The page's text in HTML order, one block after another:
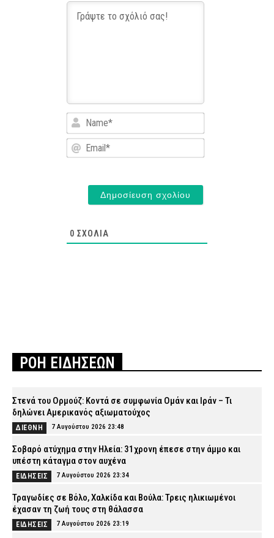
Name*
Email*
0 ΣΧΌΛΙΑ
ΡΟΗ ΕΙΔΗΣΕΩΝ
Στενά του Ορμούζ: Κοντά σε συμφωνία Ομάν και Ιράν – Τι
δηλώνει Αμερικανός αξιωματούχος
ΔΙΕΘΝΗ 7 Αυγούστου 2026 23:48
Σοβαρό ατύχημα στην Ηλεία: 31χρονη έπεσε στην άμμο και
υπέστη κάταγμα στον αυχένα
ΕΙΔΗΣΕΙΣ 7 Αυγούστου 2026 23:34
Τραγωδίες σε Βόλο, Χαλκίδα και Βούλα: Τρεις ηλικιωμένοι
έχασαν τη ζωή τους στη θάλασσα
ΕΙΔΗΣΕΙΣ 7 Αυγούστου 2026 23:19